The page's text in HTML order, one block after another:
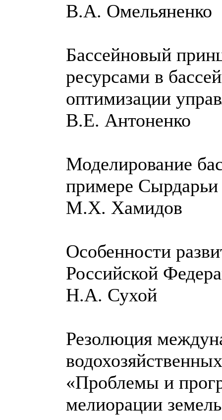
В.А. Омельяненко
Бассейновый
ресурсами в
оптимизации
В.Е. Антоненко
Моделирование
примере
М.Х. Хамидов
Особенности
Российской
Н.А. Сухой
Резолюция
«Проблемы и
мелиорации